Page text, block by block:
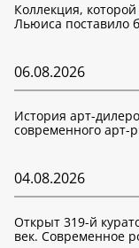
Коллекция,
Льюиса поставило
06.08.2026
История арт-
современного арт-
04.08.2026
Открыт 319-й
век. Современное